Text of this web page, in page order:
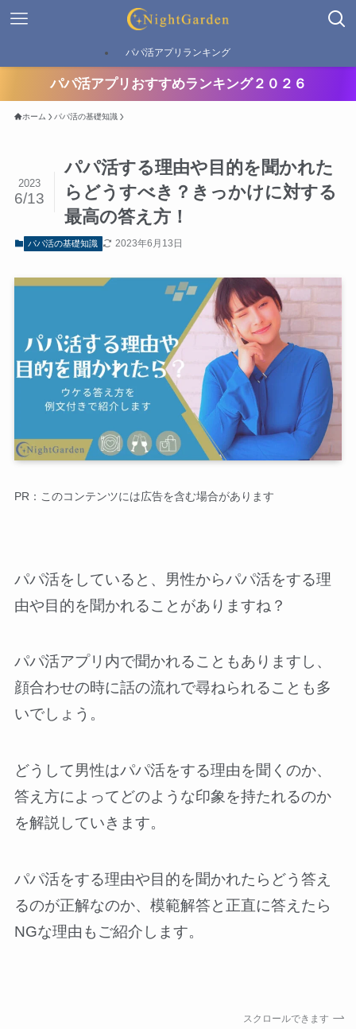
パパ活アプリランキング
パパ活アプリおすすめランキング２０２６
ホーム パパ活の基礎知識
パパ活する理由や目的を聞かれた
らどうすべき？きっかけに対する
最高の答え方！
2023
6/13
パパ活の基礎知識 2023年6月13日
PR：このコンテンツには広告を含む場合があります
パパ活をしていると、男性からパパ活をする理
由や目的を聞かれることがありますね？
パパ活アプリ内で聞かれることもありますし、
顔合わせの時に話の流れで尋ねられることも多
いでしょう。
どうして男性はパパ活をする理由を聞くのか、
答え方によってどのような印象を持たれるのか
を解説していきます。
パパ活をする理由や目的を聞かれたらどう答え
るのが正解なのか、模範解答と正直に答えたら
NGな理由もご紹介します。
スクロールできます